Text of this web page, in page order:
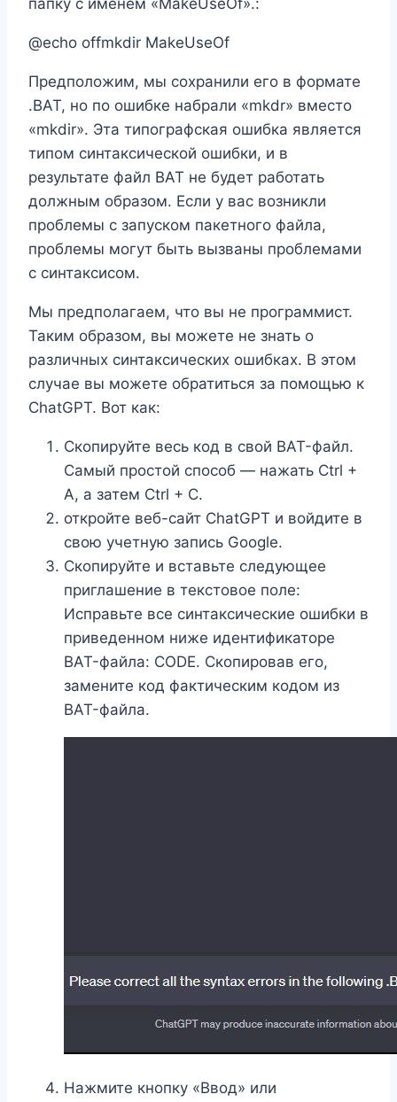
папку с именем «MakeUseOf».:
@echo offmkdir MakeUseOf
Предположим, мы сохранили его в формате
.BAT, но по ошибке набрали «mkdr» вместо
«mkdir». Эта типографская ошибка является
типом синтаксической ошибки, и в
результате файл BAT не будет работать
должным образом. Если у вас возникли
проблемы с запуском пакетного файла,
проблемы могут быть вызваны проблемами
с синтаксисом.
Мы предполагаем, что вы не программист.
Таким образом, вы можете не знать о
различных синтаксических ошибках. В этом
случае вы можете обратиться за помощью к
ChatGPT. Вот как:
Скопируйте весь код в свой BAT-файл.
Самый простой способ — нажать Ctrl +
A, а затем Ctrl + C.
откройте веб-сайт ChatGPT и войдите в
свою учетную запись Google.
Скопируйте и вставьте следующее
приглашение в текстовое поле:
Исправьте все синтаксические ошибки в
приведенном ниже идентификаторе
BAT-файла: CODE. Скопировав его,
замените код фактическим кодом из
BAT-файла.
Нажмите кнопку «Ввод» или